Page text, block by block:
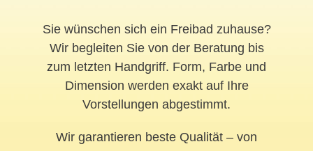
Sie wünschen sich ein Freibad zuhause?
Wir begleiten Sie von der Beratung bis
zum letzten Handgriff. Form, Farbe und
Dimension werden exakt auf Ihre
Vorstellungen abgestimmt.
Wir garantieren beste Qualität – von